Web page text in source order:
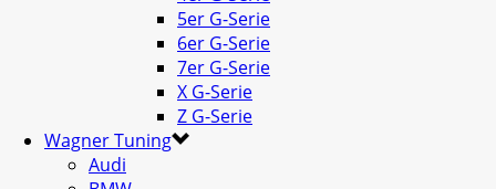
5er G-Serie
6er G-Serie
7er G-Serie
X G-Serie
Z G-Serie
Wagner Tuning
Audi